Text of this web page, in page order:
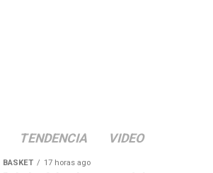
TENDENCIA VIDEO
BASKET 17 horas ago